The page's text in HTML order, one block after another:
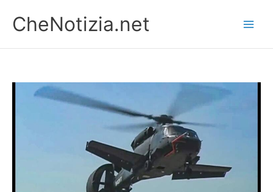
contenuto
CheNotizia.net